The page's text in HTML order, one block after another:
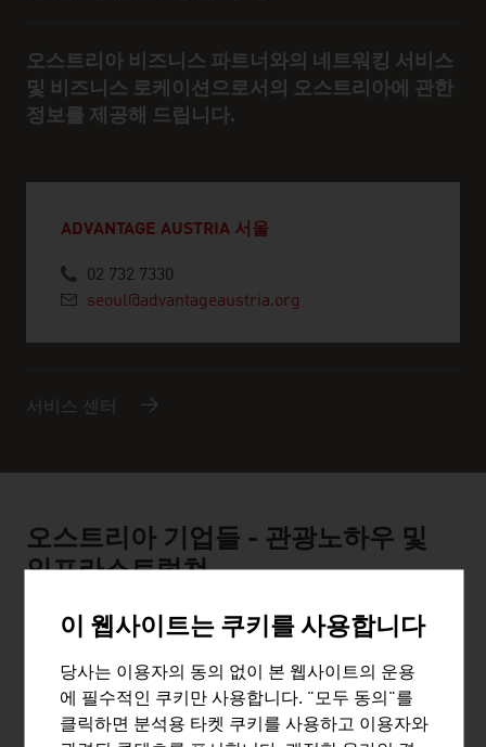
오스트리아 비즈니스 파트너와의 네트워킹 서비스
및 비즈니스 로케이션으로서의 오스트리아에 관한
정보를 제공해 드립니다.
ADVANTAGE AUSTRIA 서울
02 732 7330
seoul@advantageaustria.org
서비스 센터
오스트리아 기업들 - 관광노하우 및
인프라스트럭쳐
"SNOWSPORTS GMBH"
이 웹사이트는 쿠키를 사용합니다
당사는 이용자의 동의 없이 본 웹사이트의 운용
에 필수적인 쿠키만 사용합니다. "모두 동의"를
클릭하면 분석용 타켓 쿠키를 사용하고 이용자와